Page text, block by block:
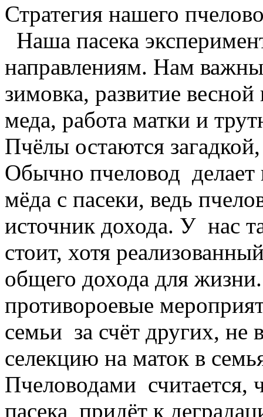
Стратегия нашего
Наша пасека
направлениям. Нам
зимовка, развитие
меда, работа матки и
Пчёлы остаются
Обычно пчеловод делает
мёда с пасеки, ведь
источник дохода. У нас
стоит, хотя
общего дохода для
противороевые
семьи за счёт других, не
селекцию на маток в
Пчеловодами считается,
пасека придёт к